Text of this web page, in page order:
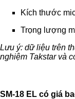
Kích thước
Trọng lượng
Lưu ý: dữ liệu trên
nghiệm Takstar và
SM-18 EL có giá